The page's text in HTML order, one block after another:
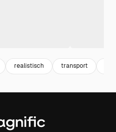
realistisch transport